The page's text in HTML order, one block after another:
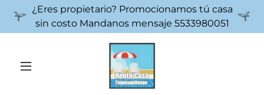
¿Eres propietario? Promocionamos tú casa
sin costo Mandanos mensaje 5533980051